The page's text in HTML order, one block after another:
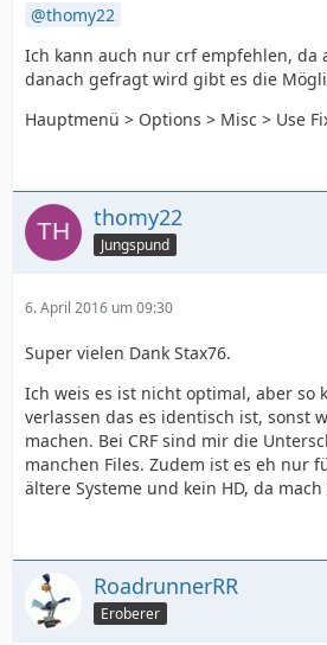
thomy22
Ich kann auch nur crf empfehlen, da
danach gefragt wird gibt es die
Hauptmenü > Options > Misc > Use
thomy22
Jungspund
6. April 2016 um 09:30
Super vielen Dank Stax76.
Ich weis es ist nicht optimal, aber so
verlassen das es identisch ist, sonst
machen. Bei CRF sind mir die
manchen Files. Zudem ist es eh nur
ältere Systeme und kein HD, da mach
RoadrunnerRR
Eroberer